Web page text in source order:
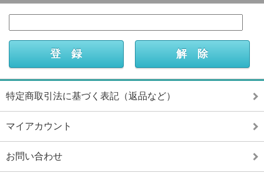
特定商取引法に基づく表記（返品など）
マイアカウント
お問い合わせ